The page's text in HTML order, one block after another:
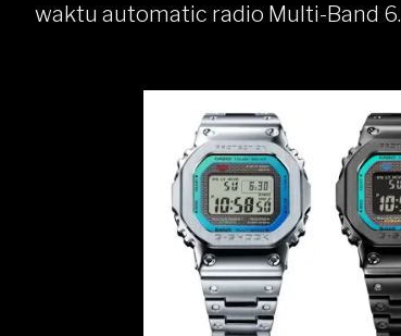
waktu automatic radio Multi-Band 6.